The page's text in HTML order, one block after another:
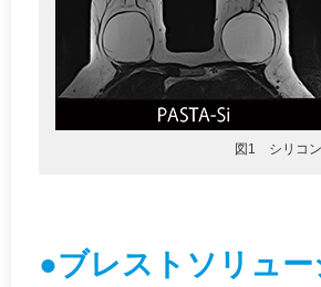
図1 シリコ
●ブレストソリュー